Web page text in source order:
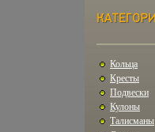
Кольца
Кресты
Подвески
Кулоны
Талисманы